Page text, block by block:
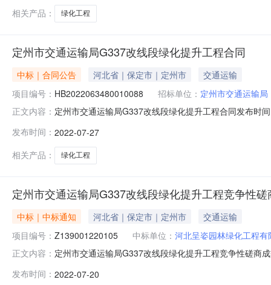
相关产品：
绿化工程
定州市交通运输局G337改线段绿化提升工程合同
中标｜合同公告 河北省｜保定市｜定州市
交通运输
项目编号： HB2022063480010088 招标单位： 定州市交通运输局
正文内容： 定州市交通运输局G337改线段绿化提升工程合同发布时
亚强供应商：河北呈姿园林绿化工程有限公司null地址：
发布时间： 2022-07-27
相关产品：
绿化工程
定州市交通运输局G337改线段绿化提升工程竞争性
中标｜中标通知 河北省｜保定市｜定州市
交通运输
项目编号： Z139001220105 中标单位： 河北呈姿园林绿化工程有
正文内容： 定州市交通运输局G337改线段绿化提升工程竞争性磋商
限公司中标供应商地址：河北省石家庄市桥西区中华南
发布时间： 2022-07-20